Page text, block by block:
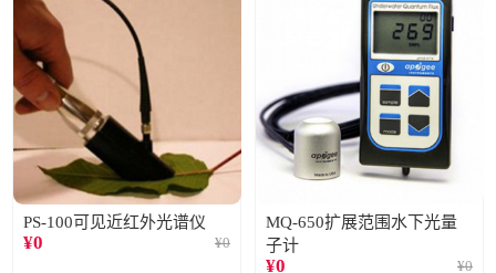
PS-100可见近红外光谱仪
¥0 ¥0
MQ-650扩展范围水下光量
子计
¥0 ¥0